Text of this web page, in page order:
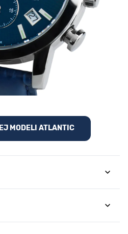
MODELI ATLANTIC